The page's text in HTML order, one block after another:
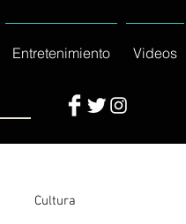
Entretenimiento Videos
Cultura